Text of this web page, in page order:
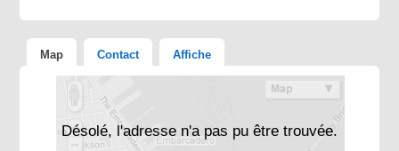
Map Contact Affiche
Désolé, l'adresse n'a pas pu être trouvée.